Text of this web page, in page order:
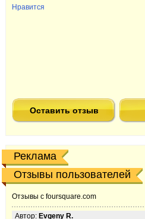
Нравится
Оставить отзыв
Реклама
Отзывы пользователей
Отзывы с foursquare.com
Автор: Evgeny R.